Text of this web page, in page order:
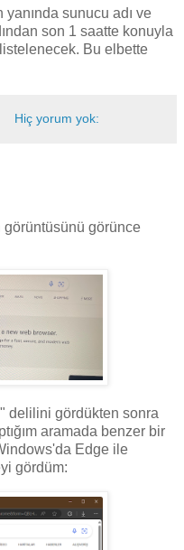
sunucu adı ve
son 1 saatte konuyla
Bu elbette
Hiç yorum yok:
görüntüsünü görünce
delilini gördükten sonra
aramada benzer bir
Edge ile
gördüm: